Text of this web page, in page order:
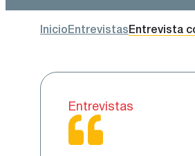
Inicio Entrevistas Entrevista
Entrevistas